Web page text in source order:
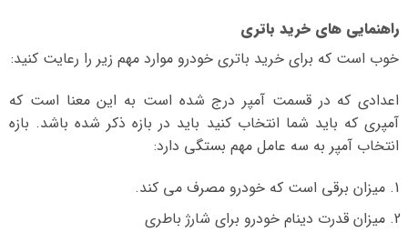
راهنمایی های خرید باتری
خوب است که برای خرید باتری خودرو موارد مهم زیر را رعایت کنید:
اعدادی که در قسمت آمپر درج شده است به این معنا است که
آمپری که باید شما انتخاب کنید باید در بازه ذکر شده باشد. بازه
انتخاب آمپر به سه عامل مهم بستگی دارد:
میزان برقی است که خودرو مصرف می کند.
میزان قدرت دینام خودرو برای شارژ باطری